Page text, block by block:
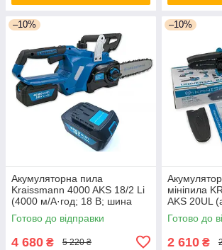
–10%
Акумуляторна пила
Kraissmann 4000 AKS 18/2 Li
(4000 м/А·год; 18 В; шина
305 мм, ланцюг) Німеччина
Готово до відправки
4 680 ₴ 5 220 ₴
–10%
мініпила
AKS 20UL
мА·год і
Німеччина
Готово до
2 610 ₴